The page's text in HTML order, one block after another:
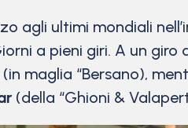
agli ultimi mondiali
a pieni giri. A un
(in maglia “Bersano),
(della “Ghioni &